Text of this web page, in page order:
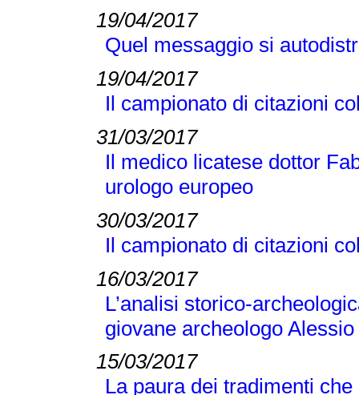
19/04/2017
Quel messaggio si
19/04/2017
Il campionato di citazioni
31/03/2017
Il medico licatese dottor
urologo europeo
30/03/2017
Il campionato di citazioni
16/03/2017
L’analisi storico-
giovane archeologo
15/03/2017
La paura dei tradimenti